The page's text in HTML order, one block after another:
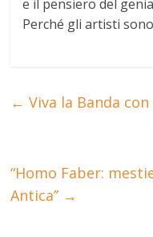
e il pensiero del
Perché gli artisti
← Viva la Banda con
“Homo Faber:
Antica” →